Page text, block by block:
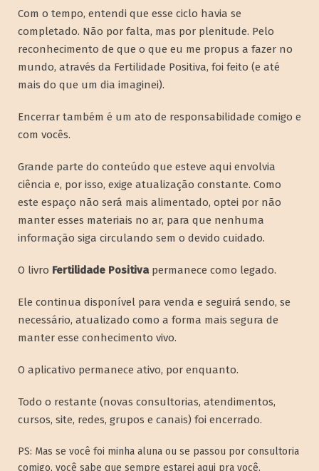
Com o tempo, entendi que esse ciclo havia se
completado. Não por falta, mas por plenitude. Pelo
reconhecimento de que o que eu me propus a fazer no
mundo, através da Fertilidade Positiva, foi feito (e até
mais do que um dia imaginei).
Encerrar também é um ato de responsabilidade comigo e
com vocês.
Grande parte do conteúdo que esteve aqui envolvia
ciência e, por isso, exige atualização constante. Como
este espaço não será mais alimentado, optei por não
manter esses materiais no ar, para que nenhuma
informação siga circulando sem o devido cuidado.
O livro Fertilidade Positivapermanece como legado.
Ele continua disponível para venda e seguirá sendo, se
necessário, atualizado como a forma mais segura de
manter esse conhecimento vivo.
O aplicativo permanece ativo, por enquanto.
Todo o restante (novas consultorias, atendimentos,
cursos, site, redes, grupos e canais) foi encerrado.
PS: Mas se você foi minha aluna ou se passou por consultoria
comigo, você sabe que sempre estarei aqui pra você.